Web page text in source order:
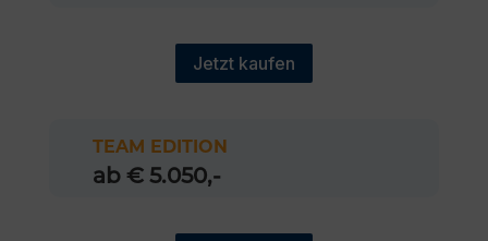
Jetzt kaufen
TEAM EDITION
ab € 5.050,-